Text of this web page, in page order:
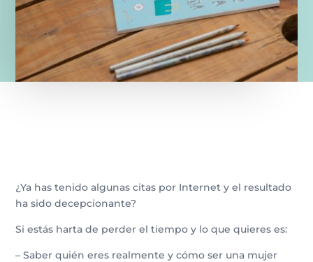
¿Ya has tenido algunas citas por Internet y el resultado
ha sido decepcionante?
Si estás harta de perder el tiempo y lo que quieres es:
– Saber quién eres realmente y cómo ser una mujer